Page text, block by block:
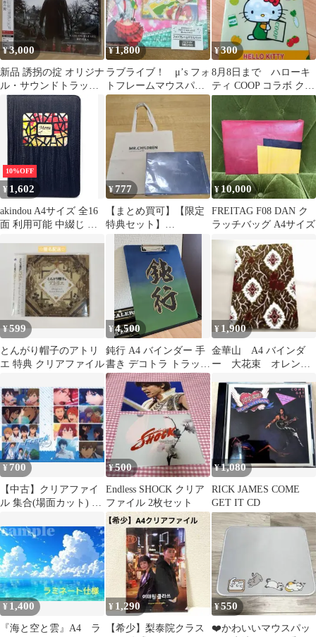
¥3,000
新品 誘拐の掟 オリジナ
ル・サウンドトラック
[CD]
¥1,800
ラブライブ！ μ’s フォ
トフレームマウスパッ
ド ブロマイド3枚入
り 星空凛
¥300
8月8日まで ハローキ
ティ COOP コラボ クリ
アファイル
10%OFF
¥ 1,602
akindou A4サイズ 全16
面 利用可能 中綴じ メ
し替え簡単 居酒屋(黒
¥777
【まとめ買可】【限定
特典セット】
Mr.Childrenトート、フ
ァイル（未開封）
¥ 10,000
FREITAG F08 DAN ク
ラッチバッグ A4サイズ
¥599
とんがり帽子のアトリ
エ 特典 クリアファイル
¥4,500
鈍行 A4 バインダー 手
書き デコトラ トラック
野郎 アート 男の城 車
内飾り
¥ 1,900
金華山 A4 バインダ
ー 大花束 オレンジ
郎
¥ 700
【中古】クリアファイ
ル 集合(場面カット) A5
Free!-Eternal Summer-
オリジナルサウンドト
ラック Clear Blue
Notes」 アニメイト購入
特典
¥500
Endless SHOCK クリア
ファイル 2枚セット
¥1,080
RICK JAMES COME
GET IT CD
¥ 1,400
『海と空と雲』A4 ラ
¥ 1,290
【希少】梨泰院クラス
¥550
❤️かわいいマウスパッ